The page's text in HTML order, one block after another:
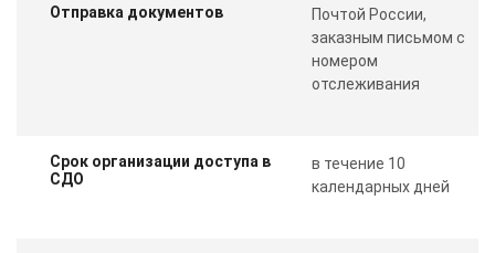
Отправка документов
Почтой России,
заказным письмом с
номером
отслеживания
Срок организации доступа в
СДО
в течение 10
календарных дней